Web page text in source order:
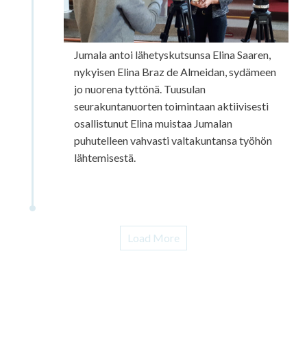
Jumala antoi lähetyskutsunsa Elina Saaren,
nykyisen Elina Braz de Almeidan, sydämeen
jo nuorena tyttönä. Tuusulan
seurakuntanuorten toimintaan aktiivisesti
osallistunut Elina muistaa Jumalan
puhutelleen vahvasti valtakuntansa työhön
lähtemisestä.
Load More